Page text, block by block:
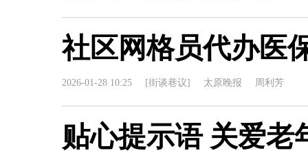
社区网格员代办医
2026-01-28 10:25 [街谈巷议] 太原晚报 周利芳
贴心提示语 关爱老